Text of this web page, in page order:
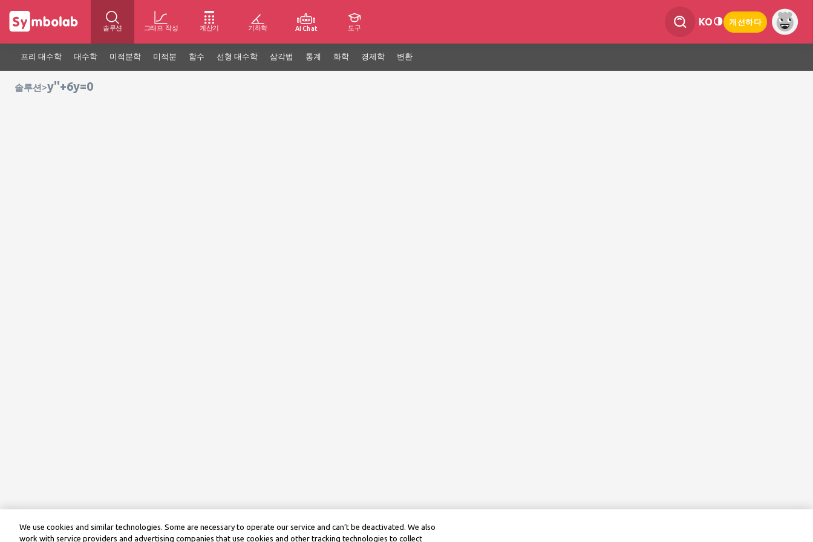
솔루션 그래프 작성 계산기 기하학 AI Chat 도구
KO 개선하다
프리 대수학 대수학 미적분학 미적분 함수 선형 대수학 삼각법 통계 화학 경제학 변환
솔루션 >y''+6y=0
We use cookies and similar technologies. Some are necessary to operate our service and can’t be deactivated. We also
work with service providers and advertising companies that use cookies and other tracking technologies to collect